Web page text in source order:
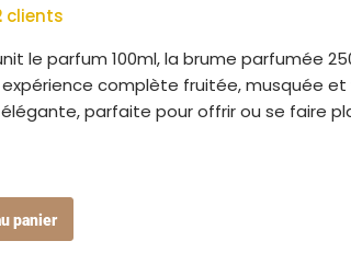
clients
le parfum 100ml, la brume parfumée
complète fruitée, musquée et
parfaite pour offrir ou se faire
panier